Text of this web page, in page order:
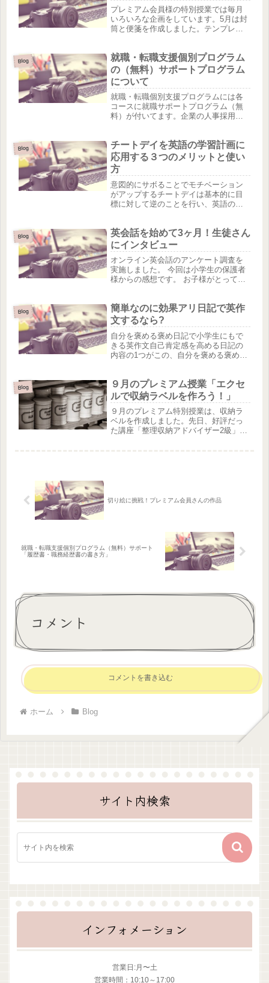
プレミアム会員様の特別授業では毎月
いろいろな企画をしています。5月は封
筒と便箋を作成しました。テンプレー
ナルデコレーション！皆さん楽しみな
がらデザインしていました。「コロナ...
Blog
就職・転職支援個別プログラム
の（無料）サポートプログラム
について
就職・転職個別支援プログラムには各
コースに就職サポートプログラム（無
料）が付いてます。企業の人事採用担
職務経歴書の書き方・模擬面接による
面接力育成・ビジネスマナー※その他
有...
Blog
チートデイを英語の学習計画に
応用する３つのメリットと使い
方
意図的にサボることでモチベーション
がアップするチートデイは基本的に目
標に対して逆のことを行い、英語の学
時に人の気持ちはどうなるかという
と、もしモチベーションが下がってき
てい...
Blog
英会話を始めて3ヶ月！生徒さん
にインタビュー
オンライン英会話のアンケート調査を
実施しました。 今回は小学生の保護者
様からの感想です。 お子様がとっても
人も目の前で見れて安心できるし、送
り迎えもないのもうれしいです...
Blog
簡単なのに効果アリ日記で英作
文するなら?
自分を褒める褒め日記で小学生にもで
きる英作文自己肯定感を高める日記の
内容の1つがこの、自分を褒める褒め日
に取り組みやすく続けやすいです。褒
め日記のコツは、自分を褒める基準を...
Blog
９月のプレミアム授業「エクセ
ルで収納ラベルを作ろう！」
９月のプレミアム特別授業は、収納ラ
ベルを作成しました。先日、好評だっ
た講座「整理収納アドバイザー2級」を
切り絵に挑戦！プレミアム会員さんの作品
就職・転職支援個別プログラム（無料）サポート
「履歴書・職務経歴書の書き方」
コメント
コメントを書き込む
ホーム Blog
サイト内検索
インフォメーション
営業日:月〜土
営業時間：10:10～17:00